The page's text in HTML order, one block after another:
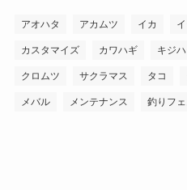
アオハタ アカムツ イカ
カスタマイズ カワハギ キジハ
クロムツ サクラマス タコ
メバル メンテナンス 釣りフ